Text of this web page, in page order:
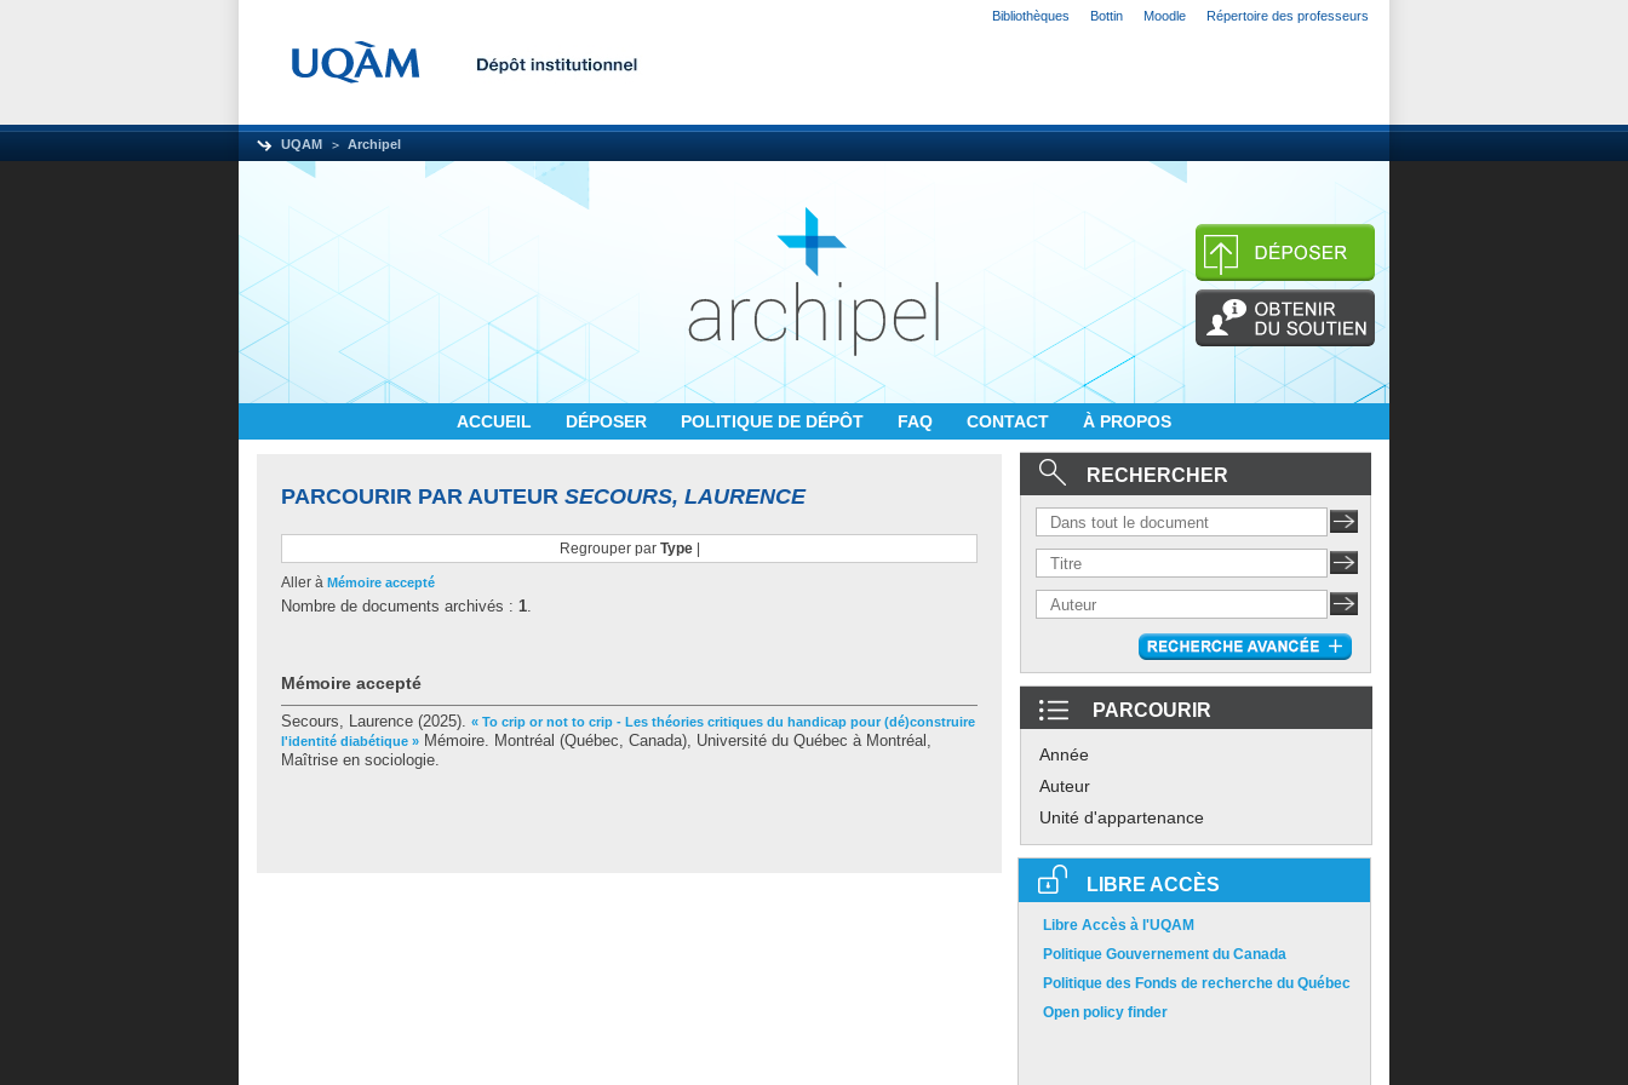
Bibliothèques Bottin Moodle Répertoire des professeurs
UQAM Archipel
ACCUEIL DÉPOSER POLITIQUE DE DÉPÔT FAQ CONTACT À PROPOS
PARCOURIR PAR AUTEUR SECOURS, LAURENCE
Regrouper par Type|
Aller à Mémoire accepté
Nombre de documents archivés : 1.
Mémoire accepté
Secours, Laurence (2025). « To crip or not to crip - Les théories critiques du handicap pour (dé)construire
l'identité diabétique » Mémoire. Montréal (Québec, Canada), Université du Québec à Montréal,
Maîtrise en sociologie.
RECHERCHER
PARCOURIR
Année
Auteur
Unité d'appartenance
LIBRE ACCÈS
Libre Accès à l'UQAM
Politique Gouvernement du Canada
Politique des Fonds de recherche du Québec
Open policy finder